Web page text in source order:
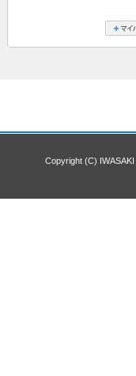
Copyright (C)